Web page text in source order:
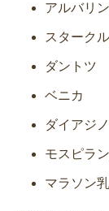
アルバリン
スターク
ダントツ
ベニカ
ダイアジ
モスピラ
マラソン